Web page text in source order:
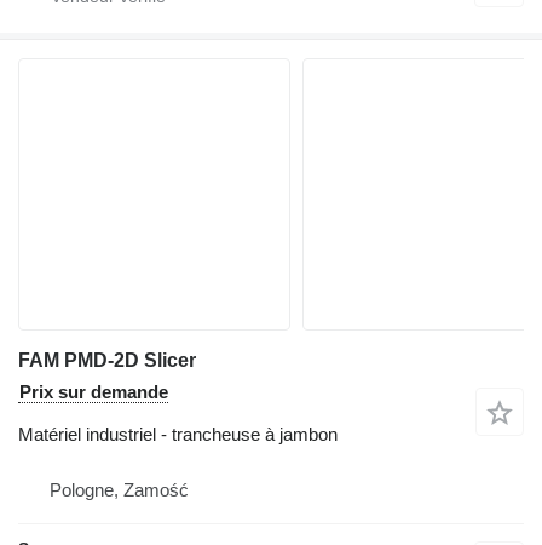
FAM PMD-2D Slicer
Prix sur demande
Matériel industriel - trancheuse à jambon
Pologne, Zamość